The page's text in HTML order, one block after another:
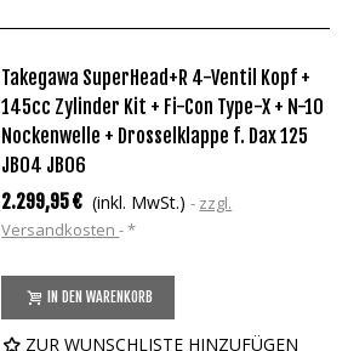
Takegawa SuperHead+R 4-Ventil Kopf +
145cc Zylinder Kit + Fi-Con Type-X + N-10
Nockenwelle + Drosselklappe f. Dax 125
JB04 JB06
2.299,95 € (inkl. MwSt.)
zzgl.
Versandkosten *
IN DEN WARENKORB
ZUR WUNSCHLISTE HINZUFÜGEN